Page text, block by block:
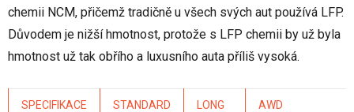
chemii NCM, přičemž tradičně u všech svých aut používá LFP.
Důvodem je nižší hmotnost, protože s LFP chemii by už byla
hmotnost už tak obřího a luxusního auta příliš vysoká.
SPECIFIKACE
STANDARD
LONG
AWD